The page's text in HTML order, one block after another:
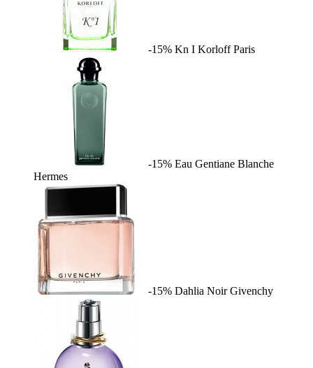
-15% Kn I Korloff Paris
-15% Eau Gentiane Blanche
Hermes
-15% Dahlia Noir Givenchy